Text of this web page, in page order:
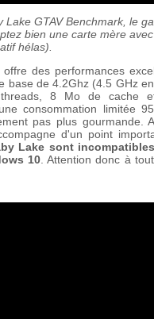
GTAV Benchmark, le
bien une carte mère
hélas).
des performances
base de 4.2Ghz (4.5 GHz
8 Mo de cache
consommation limitée
pas plus gourmande.
d'un point
Lake sont
10 . Attention donc à